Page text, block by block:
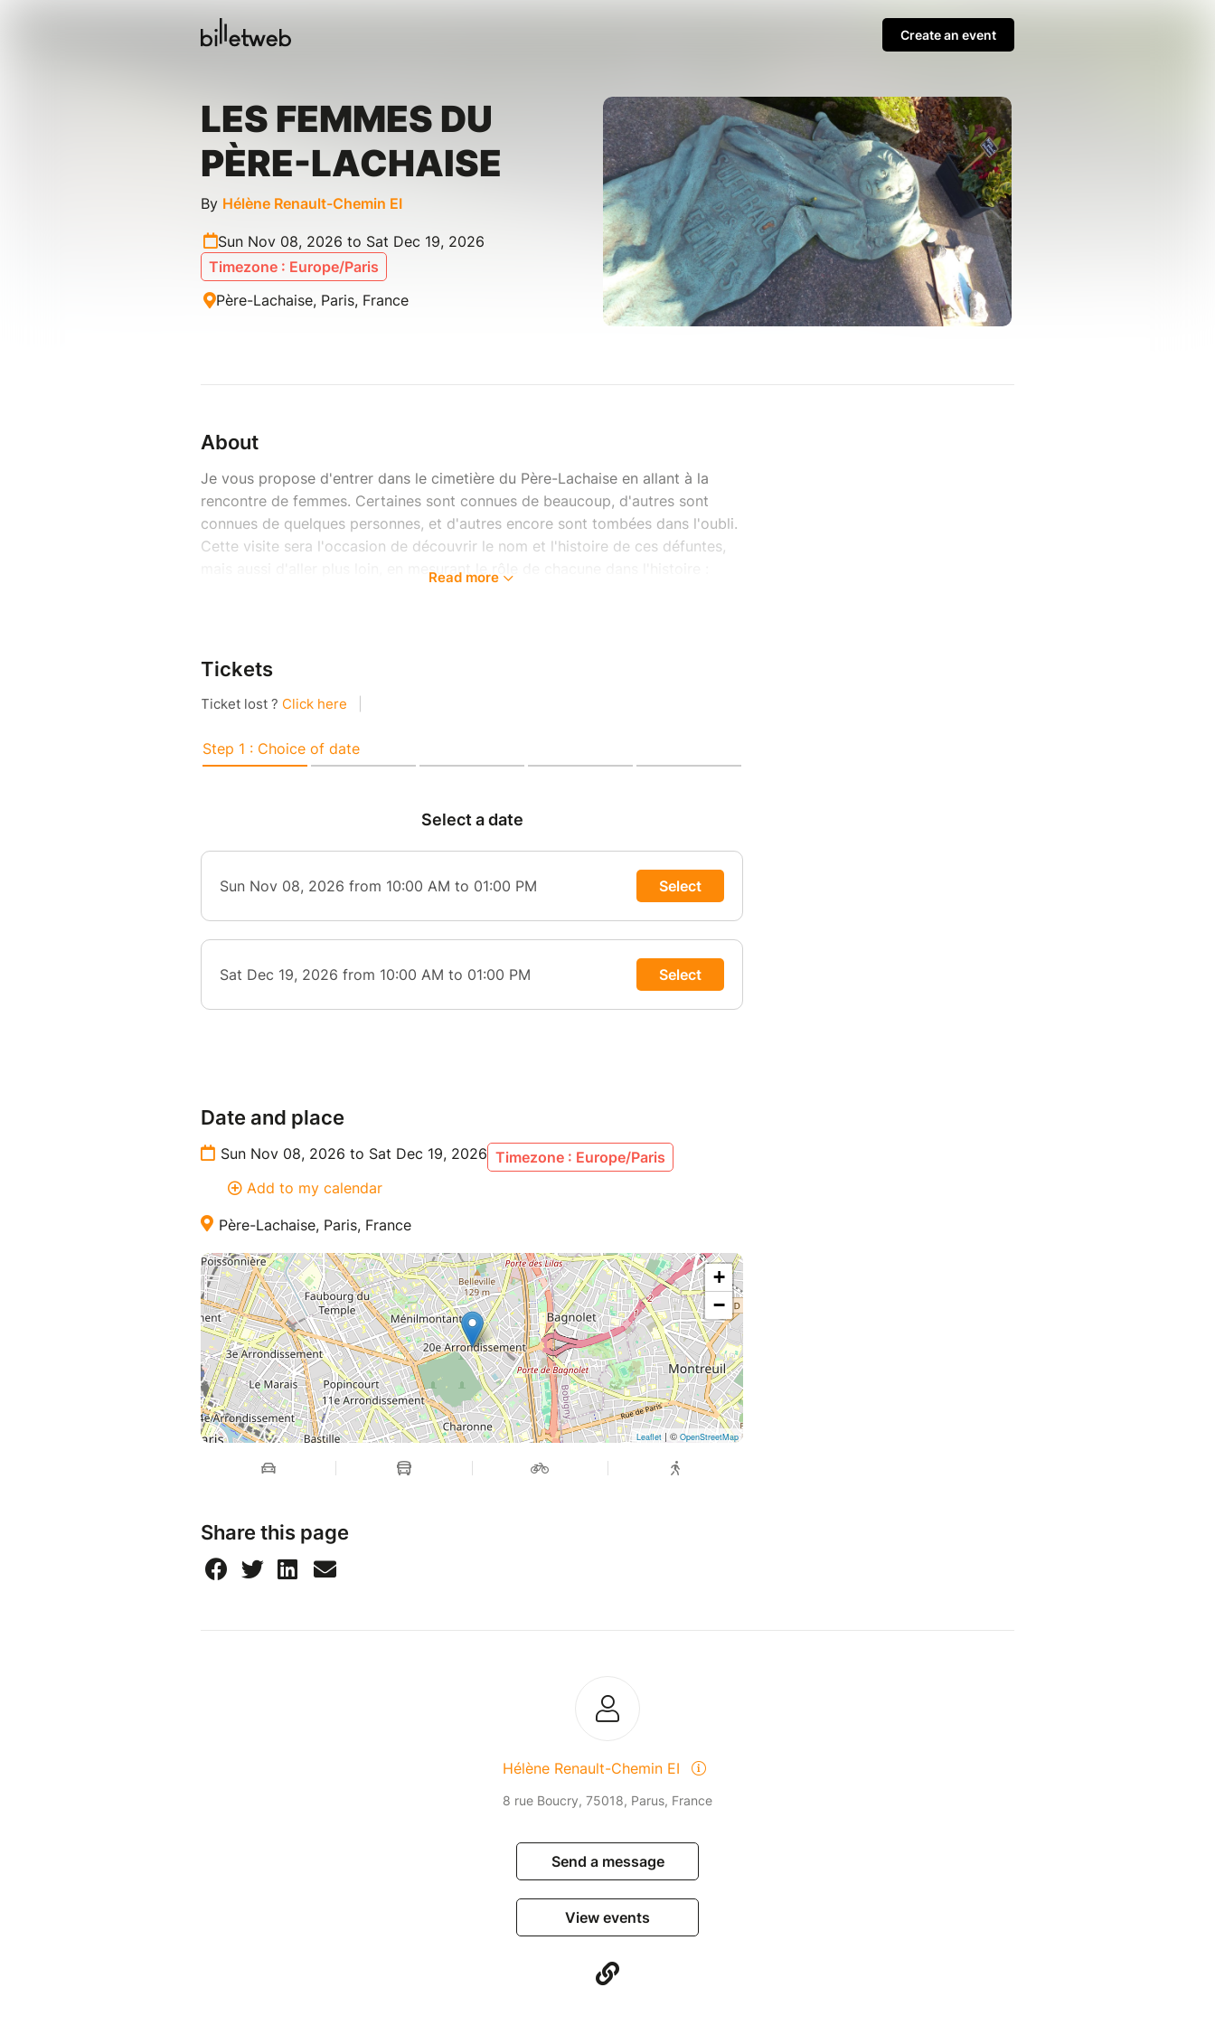
Create an event
LES FEMMES DU
PÈRE-LACHAISE
By Hélène Renault-Chemin EI
Sun Nov 08, 2026 to Sat Dec 19, 2026
Timezone : Europe/Paris
Père-Lachaise, Paris, France
About
Je vous propose d'entrer dans le cimetière du Père-Lachaise en allant à la
rencontre de femmes. Certaines sont connues de beaucoup, d'autres sont
connues de quelques personnes, et d'autres encore sont tombées dans l'oubli.
Cette visite sera l'occasion de découvrir le nom et l'histoire de ces défuntes,
mais aussi d'aller plus loin, en mesurant le rôle de chacune dans l'histoire :
des pionnières dans leur domaine.
Allons explorer ce cimetière, conçu autant comme un jardin que comme un lieu
A noter : cette visite ne porte pas sur l'histoire du cimetière, une autre visite
traite de ce sujet (Les oublié·es du Père-Lachaise)
Read more
Tickets
Date and place
Sun Nov 08, 2026 to Sat Dec 19, 2026 Timezone : Europe/Paris
Add to my calendar
Père-Lachaise, Paris, France
+
−
Leaflet | © OpenStreetMap
Share this page
Hélène Renault-Chemin EI
8 rue Boucry, 75018, Parus, France
Send a message
View events